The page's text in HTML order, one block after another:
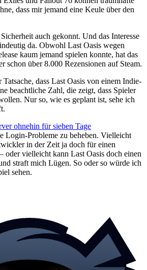
dass mir jemand eine Keule über den
auch gekonnt. Und das Interesse
da. Obwohl Last Oasis wegen
kaum jemand spielen konnte, hat das
schon über 8.000 Rezensionen auf Steam.
Tatsache, dass Last Oasis von einem Indie-
beachtliche Zahl, die zeigt, dass Spieler
Nur so, wie es geplant ist, sehe ich
ohnehin für sieben Tage
Login-Probleme zu beheben. Vielleicht
in der Zeit ja doch für einen
oder vielleicht kann Last Oasis doch einen
straft mich Lügen. So oder so würde ich
sehen.